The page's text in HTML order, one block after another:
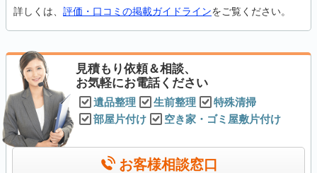
詳しくは、 評価・口コミの掲載ガイドラインをご覧ください。
見積もり依頼＆相談、
お気軽にお電話ください
遺品整理 生前整理
特殊清掃
部屋片付け
空き家・ゴミ屋敷片付け
お客様相談窓口